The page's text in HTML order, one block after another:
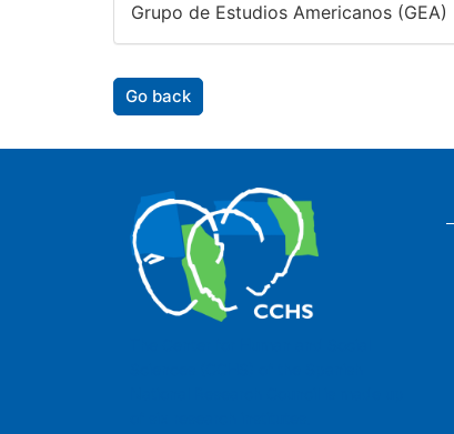
Grupo de Estudios Americanos (GEA)
Go back